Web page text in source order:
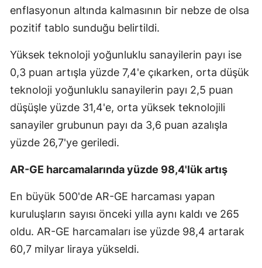
enflasyonun altında kalmasının bir nebze de olsa
pozitif tablo sunduğu belirtildi.
Yüksek teknoloji yoğunluklu sanayilerin payı ise
0,3 puan artışla yüzde 7,4'e çıkarken, orta düşük
teknoloji yoğunluklu sanayilerin payı 2,5 puan
düşüşle yüzde 31,4'e, orta yüksek teknolojili
sanayiler grubunun payı da 3,6 puan azalışla
yüzde 26,7'ye geriledi.
AR-GE harcamalarında yüzde 98,4'lük artış
En büyük 500'de AR-GE harcaması yapan
kuruluşların sayısı önceki yılla aynı kaldı ve 265
oldu. AR-GE harcamaları ise yüzde 98,4 artarak
60,7 milyar liraya yükseldi.